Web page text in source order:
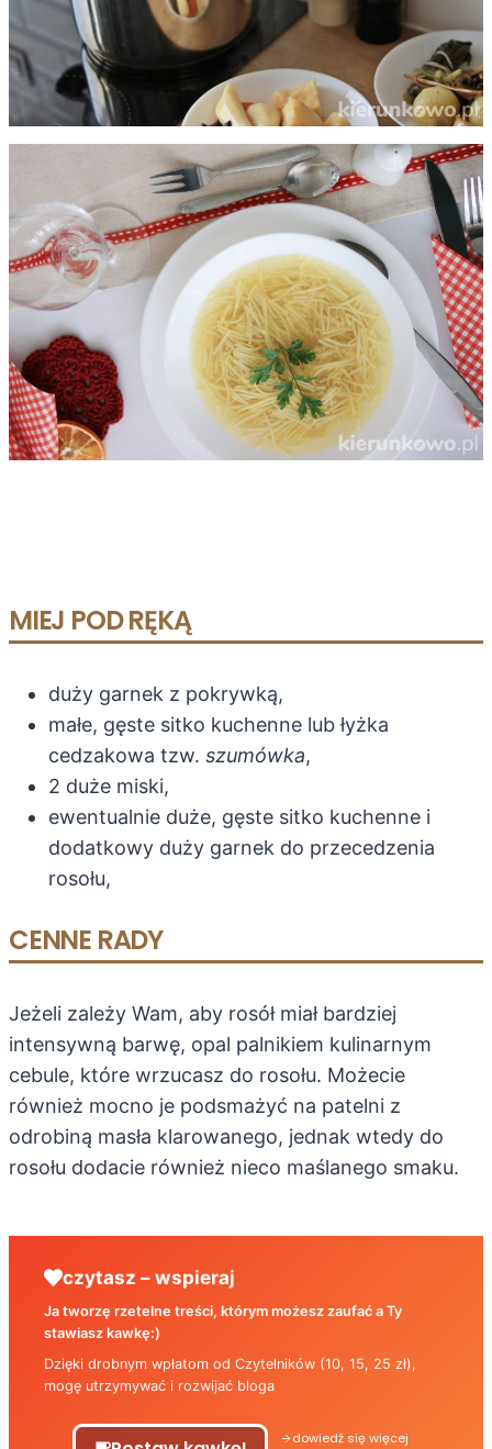
MIEJ POD RĘKĄ
duży garnek z pokrywką,
małe, gęste sitko kuchenne lub łyżka
cedzakowa tzw. szumówka,
2 duże miski,
ewentualnie duże, gęste sitko kuchenne i
dodatkowy duży garnek do przecedzenia
rosołu,
CENNE RADY
Jeżeli zależy Wam, aby rosół miał bardziej
intensywną barwę, opal palnikiem kulinarnym
cebule, które wrzucasz do rosołu. Możecie
również mocno je podsmażyć na patelni z
odrobiną masła klarowanego, jednak wtedy do
rosołu dodacie również nieco maślanego smaku.
czytasz – wspieraj
Ja tworzę rzetelne treści, którym możesz zaufać a Ty
stawiasz kawkę:)
Dzięki drobnym wpłatom od Czytelników (10, 15, 25 zł),
mogę utrzymywać i rozwijać bloga
dowiedź się więcej